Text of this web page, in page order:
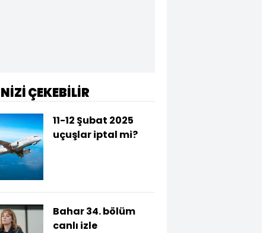
ÇEKEBİLİR
11-12 Şubat 2025
uçuşlar iptal mi?
Bahar 34. bölüm
canlı izle